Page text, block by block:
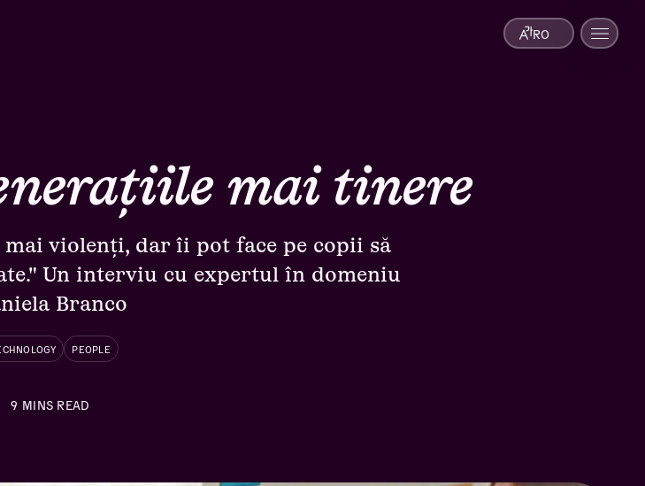
mai tinere
violenți, dar îi pot face pe copii să
Un interviu cu expertul în domeniu
Branco
PEOPLE
9 MINS READ
RO